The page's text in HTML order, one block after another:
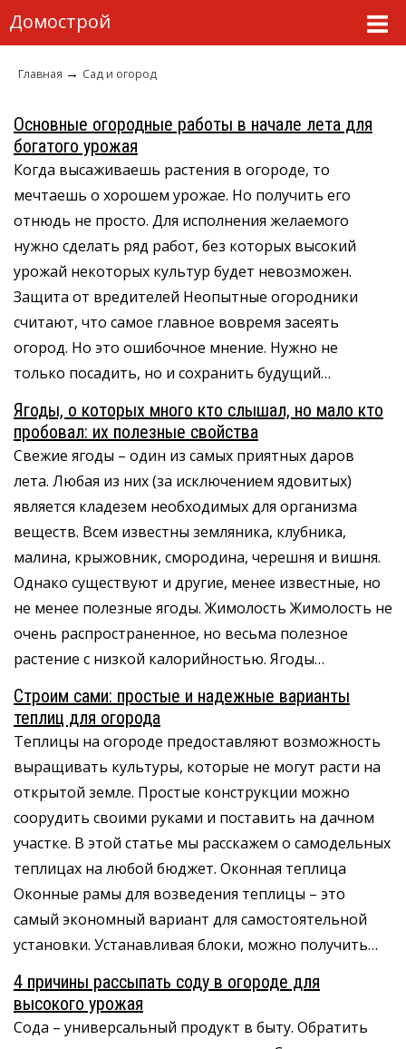
Домострой
Главная → Сад и огород
Основные огородные работы в начале лета для
богатого урожая
Когда высаживаешь растения в огороде, то
мечтаешь о хорошем урожае. Но получить его
отнюдь не просто. Для исполнения желаемого
нужно сделать ряд работ, без которых высокий
урожай некоторых культур будет невозможен.
Защита от вредителей Неопытные огородники
считают, что самое главное вовремя засеять
огород. Но это ошибочное мнение. Нужно не
только посадить, но и сохранить будущий…
Ягоды, о которых много кто слышал, но мало кто
пробовал: их полезные свойства
Свежие ягоды – один из самых приятных даров
лета. Любая из них (за исключением ядовитых)
является кладезем необходимых для организма
веществ. Всем известны земляника, клубника,
малина, крыжовник, смородина, черешня и вишня.
Однако существуют и другие, менее известные, но
не менее полезные ягоды. Жимолость Жимолость не
очень распространенное, но весьма полезное
растение с низкой калорийностью. Ягоды…
Строим сами: простые и надежные варианты
теплиц для огорода
Теплицы на огороде предоставляют возможность
выращивать культуры, которые не могут расти на
открытой земле. Простые конструкции можно
соорудить своими руками и поставить на дачном
участке. В этой статье мы расскажем о самодельных
теплицах на любой бюджет. Оконная теплица
Оконные рамы для возведения теплицы – это
самый экономный вариант для самостоятельной
установки. Устанавливая блоки, можно получить…
4 причины рассыпать соду в огороде для
высокого урожая
Сода – универсальный продукт в быту. Обратить